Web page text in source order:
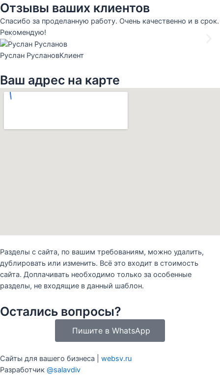
Отзывы ваших клиентов
Спасибо за проделанную работу. Очень качественно и в срок.
Рекомендую!
Руслан РуслановКлиент
Ваш адрес на карте
Разделы с сайта, по вашим требованиям, можно удалить,
дублировать или изменить. Всё это входит в стоимость
сайта. Доплачивать необходимо только за особенные
разделы, не входящие в данный шаблон.
Остались вопросы?
Пишите в WhatsApp
Сайты для вашего бизнеса | websv.ru
Разработчик @salavdiv